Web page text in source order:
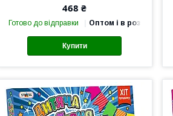
468 ₴
Готово до відправки Оптом і в роздріб
Купити